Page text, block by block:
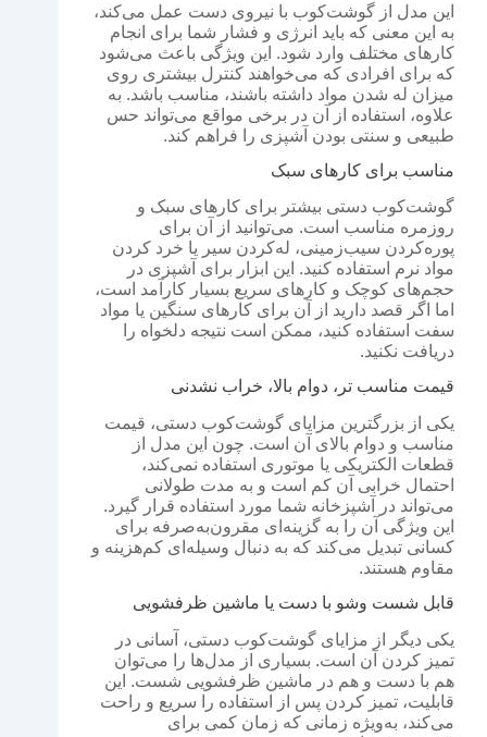
این مدل از گوشت‌کوب با نیروی دست عمل می‌کند،
به این معنی که باید انرژی و فشار شما برای انجام
کارهای مختلف وارد شود. این ویژگی باعث می‌شود
که برای افرادی که می‌خواهند کنترل بیشتری روی
میزان له شدن مواد داشته باشند، مناسب باشد. به
علاوه، استفاده از آن در برخی مواقع می‌تواند حس
طبیعی و سنتی بودن آشپزی را فراهم کند.
مناسب برای کارهای سبک
گوشت‌کوب دستی بیشتر برای کارهای سبک و
روزمره مناسب است. می‌توانید از آن برای
پوره‌کردن سیب‌زمینی، له‌کردن سیر یا خرد کردن
مواد نرم استفاده کنید. این ابزار برای آشپزی در
حجم‌های کوچک و کارهای سریع بسیار کارآمد است،
اما اگر قصد دارید از آن برای کارهای سنگین یا مواد
سفت استفاده کنید، ممکن است نتیجه دلخواه را
دریافت نکنید.
قیمت مناسب تر، دوام بالا، خراب نشدنی
یکی از بزرگترین مزایای گوشت‌کوب دستی، قیمت
مناسب و دوام بالای آن است. چون این مدل از
قطعات الکتریکی یا موتوری استفاده نمی‌کند،
احتمال خرابی آن کم است و به مدت طولانی
می‌تواند در آشپزخانه شما مورد استفاده قرار گیرد.
این ویژگی آن را به گزینه‌ای مقرون‌به‌صرفه برای
کسانی تبدیل می‌کند که به دنبال وسیله‌ای کم‌هزینه و
مقاوم هستند.
قابل شست وشو با دست یا ماشین ظرفشویی
یکی دیگر از مزایای گوشت‌کوب دستی، آسانی در
تمیز کردن آن است. بسیاری از مدل‌ها را می‌توان
هم با دست و هم در ماشین ظرفشویی شست. این
قابلیت، تمیز کردن پس از استفاده را سریع و راحت
می‌کند، به‌ویژه زمانی که زمان کمی برای